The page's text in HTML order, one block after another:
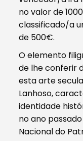
no valor de
classificado/a
de 500€.
O elemento
de lhe conferir
esta arte
Lanhoso,
identidade
no ano
Nacional do